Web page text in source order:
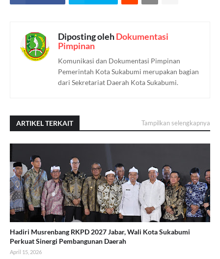
Diposting olehDokumentasi
Pimpinan
Komunikasi dan Dokumentasi Pimpinan
Pemerintah Kota Sukabumi merupakan bagian
dari Sekretariat Daerah Kota Sukabumi.
ARTIKEL TERKAIT Tampilkan selengkapnya
Hadiri Musrenbang RKPD 2027 Jabar, Wali Kota Sukabumi
Perkuat Sinergi Pembangunan Daerah
April 15, 2026